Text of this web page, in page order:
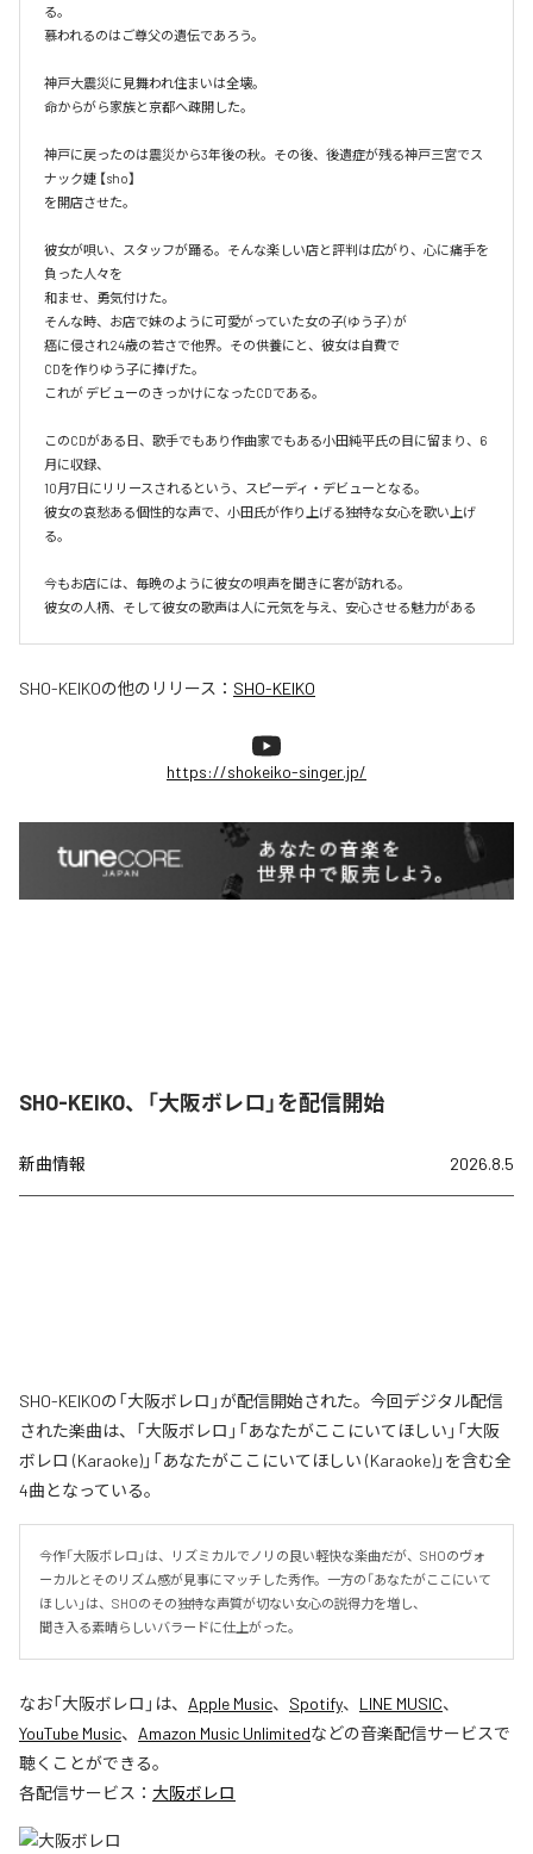
る。
慕われるのはご尊父の遺伝であろう。
神戸大震災に見舞われ住まいは全壊。
命からがら家族と京都へ疎開した。
神戸に戻ったのは震災から3年後の秋。その後、後遺症が残る神戸三宮でス
ナック婕 【sho】
を開店させた。
彼女が唄い、スタッフが踊る。そんな楽しい店と評判は広がり、心に痛手を
負った人々を
和ませ、勇気付けた。
そんな時、お店で妹のように可愛がっていた女の子(ゆう子）が
癌に侵され24歳の若さで他界。その供養にと、彼女は自費で
CDを作りゆう子に捧げた。
これが デビューのきっかけになったCDである。
このCDがある日、歌手でもあり作曲家でもある小田純平氏の目に留まり、6
月に収録、
10月7日にリリースされるという、スピーディ・デビューとなる。
彼女の哀愁ある個性的な声で、小田氏が作り上げる独特な女心を歌い上げ
る。
今もお店には、毎晩のように彼女の唄声を聞きに客が訪れる。
彼女の人柄、そして彼女の歌声は人に元気を与え、安心させる魅力がある
SHO-KEIKOの他のリリース： SHO-KEIKO
https://shokeiko-singer.jp/
SHO-KEIKO、「大阪ボレロ」を配信開始
新曲情報 2026.8.5
SHO-KEIKOの「大阪ボレロ」が配信開始された。今回デジタル配信
された楽曲は、「大阪ボレロ」「あなたがここにいてほしい」「大阪
ボレロ (Karaoke)」「あなたがここにいてほしい (Karaoke)」を含む全
4曲となっている。
今作「大阪ボレロ」は、リズミカルでノリの良い軽快な楽曲だが、SHOのヴォ
ーカルとそのリズム感が見事にマッチした秀作。一方の「あなたがここにいて
ほしい」は、SHOのその独特な声質が切ない女心の説得力を増し、
聞き入る素晴らしいバラードに仕上がった。
なお「大阪ボレロ 」は、 Apple Music、 Spotify、 LINE MUSIC、
YouTube Music、 Amazon Music Unlimitedなどの音楽配信サービスで
聴くことができる。
各配信サービス： 大阪ボレロ